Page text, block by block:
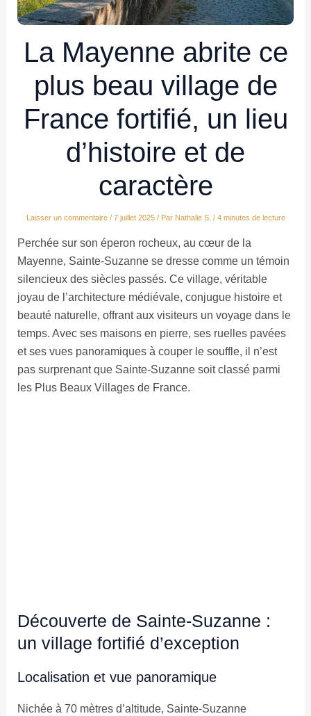
La Mayenne abrite ce
plus beau village de
France fortifié, un lieu
d’histoire et de
caractère
Laisser un commentaire / 7 juillet 2025 / Par Nathalie S. / 4 minutes de lecture
Perchée sur son éperon rocheux, au cœur de la
Mayenne, Sainte-Suzanne se dresse comme un témoin
silencieux des siècles passés. Ce village, véritable
joyau de l’architecture médiévale, conjugue histoire et
beauté naturelle, offrant aux visiteurs un voyage dans le
temps. Avec ses maisons en pierre, ses ruelles pavées
et ses vues panoramiques à couper le souffle, il n’est
pas surprenant que Sainte-Suzanne soit classé parmi
les Plus Beaux Villages de France.
Découverte de Sainte-Suzanne :
un village fortifié d’exception
Localisation et vue panoramique
Nichée à 70 mètres d’altitude, Sainte-Suzanne